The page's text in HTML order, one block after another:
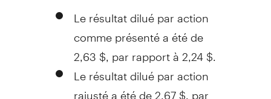
Le résultat dilué par action
comme présenté a été de
2,63 $, par rapport à 2,24 $.
Le résultat dilué par action
rajusté a été de 2,67 $, par